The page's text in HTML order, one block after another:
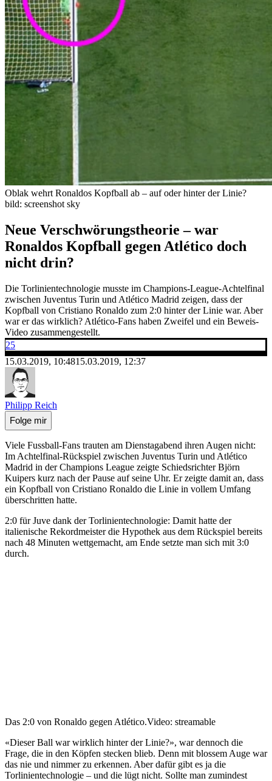
Oblak wehrt Ronaldos Kopfball ab – auf oder hinter der Linie?
bild: screenshot sky
Neue Verschwörungstheorie – war
Ronaldos Kopfball gegen Atlético doch
nicht drin?
Die Torlinientechnologie musste im Champions-League-Achtelfinal
zwischen Juventus Turin und Atlético Madrid zeigen, dass der
Kopfball von Cristiano Ronaldo zum 2:0 hinter der Linie war. Aber
war er das wirklich? Atlético-Fans haben Zweifel und ein Beweis-
Video zusammengestellt.
25
15.03.2019, 10:4815.03.2019, 12:37
Philipp Reich
Folge mir
Viele Fussball-Fans trauten am Dienstagabend ihren Augen nicht:
Im Achtelfinal-Rückspiel zwischen Juventus Turin und Atlético
Madrid in der Champions League zeigte Schiedsrichter Björn
Kuipers kurz nach der Pause auf seine Uhr. Er zeigte damit an, dass
ein Kopfball von Cristiano Ronaldo die Linie in vollem Umfang
überschritten hatte.
2:0 für Juve dank der Torlinientechnologie: Damit hatte der
italienische Rekordmeister die Hypothek aus dem Rückspiel bereits
nach 48 Minuten wettgemacht, am Ende setzte man sich mit 3:0
durch.
Das 2:0 von Ronaldo gegen Atlético.Video: streamable
«Dieser Ball war wirklich hinter der Linie?», war dennoch die
Frage, die in den Köpfen stecken blieb. Denn mit blossem Auge war
das nie und nimmer zu erkennen. Aber dafür gibt es ja die
Torlinientechnologie – und die lügt nicht. Sollte man zumindest